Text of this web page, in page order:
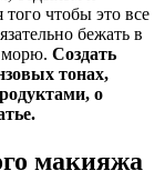
чтобы это все
бежать в
морю. Создать
тонах,
о
макияжа